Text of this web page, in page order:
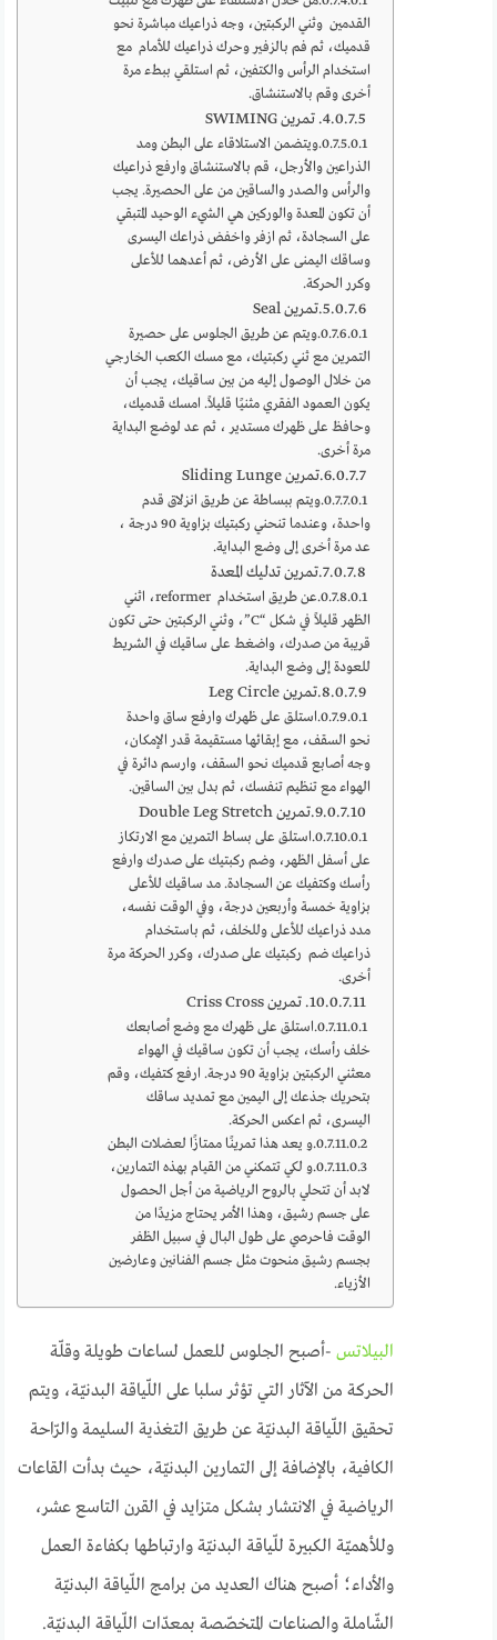
القدمين وثني الركبتين، وجه ذراعيك مباشرة نحو
قدميك، ثم فم بالزفير وحرك ذراعيك للأمام مع
استخدام الرأس والكتفين، ثم استلقي ببطء مرة
أخرى وقم بالاستنشاق.
4. تمرين SWIMING
ويتضمن الاستلاقاء على البطن ومد
الذراعين والأرجل، قم بالاستنشاق وارفع ذراعيك
والرأس والصدر والساقين من على الحصيرة. يجب
أن تكون المعدة والوركين هي الشيء الوحيد المتبقي
على السجادة، ثم ازفر واخفض ذراعك اليسرى
وساقك اليمنى على الأرض، ثم أعدهما للأعلى
وكرر الحركة.
5.تمرين Seal
ويتم عن طريق الجلوس على حصيرة
التمرين مع ثني ركبتيك، مع مسك الكعب الخارجي
من خلال الوصول إليه من بين ساقيك، يجب أن
يكون العمود الفقري مثنيًا قليلاً. امسك قدميك،
وحافظ على ظهرك مستدير ، ثم عد لوضع البداية
مرة أخرى.
6.تمرين Sliding Lunge
ويتم ببساطة عن طريق انزلاق قدم
واحدة، وعندما تنحني ركبتيك بزاوية 90 درجة ،
عد مرة أخرى إلى وضع البداية.
7.تمرين تدليك المعدة
عن طريق استخدام reformer، اثني
الظهر قليلاً في شكل “C”، وثني الركبتين حتى تكون
قريبة من صدرك، واضغط على ساقيك في الشريط
للعودة إلى وضع البداية.
8.تمرين Leg Circle
استلق على ظهرك وارفع ساق واحدة
نحو السقف، مع إبقائها مستقيمة قدر الإمكان،
وجه أصابع قدميك نحو السقف، وارسم دائرة في
الهواء مع تنظيم تنفسك، ثم بدل بين الساقين.
9.تمرين Double Leg Stretch
استلق على بساط التمرين مع الارتكاز
على أسفل الظهر، وضم ركبتيك على صدرك وارفع
رأسك وكتفيك عن السجادة. مد ساقيك للأعلى
بزاوية خمسة وأربعين درجة، وفي الوقت نفسه،
مدد ذراعيك للأعلى وللخلف، ثم باستخدام
ذراعيك ضم ركبتيك على صدرك، وكرر الحركة مرة
أخرى.
10. تمرين Criss Cross
استلق على ظهرك مع وضع أصابعك
خلف رأسك، يجب أن تكون ساقيك في الهواء
معثني الركبتين بزاوية 90 درجة. ارفع كتفيك، وقم
بتحريك جذعك إلى اليمين مع تمديد ساقك
اليسرى، ثم اعكس الحركة.
و يعد هذا تمرينًا ممتازًا لعضلات البطن
و لكي تتمكني من القيام بهذه التمارين،
لابد أن تتحلي بالروح الرياضية من أجل الحصول
على جسم رشيق، وهذا الأمر يحتاج مزيدًا من
الوقت فاحرصي على طول البال في سبيل الظفر
بجسم رشيق منحوت مثل جسم الفنانين وعارضين
الأزياء.
البيلاتس -أصبح الجلوس للعمل لساعات طويلة وقلّة
الحركة من الآثار التي تؤثر سلبا على اللّياقة البدنيّة، ويتم
تحقيق اللّياقة البدنيّة عن طريق التغذية السليمة والرّاحة
الكافية، بالإضافة إلى التمارين البدنيّة، حيث بدأت القاعات
الرياضية في الانتشار بشكل متزايد في القرن التاسع عشر،
وللأهميّة الكبيرة للّياقة البدنيّة وارتباطها بكفاءة العمل
والأداء؛ أصبح هناك العديد من برامج اللّياقة البدنيّة
الشّاملة والصناعات المتخصّصة بمعدّات اللّياقة البدنيّة.